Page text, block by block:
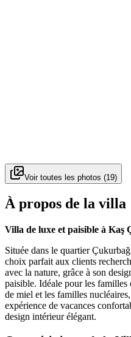
Voir toutes les photos (19)
À propos de la villa
Villa de luxe et paisible à Kaş
Située dans le quartier
choix parfait aux clients
avec la nature, grâce à son
paisible. Idéale pour les familles
de miel et les familles
expérience de vacances
design intérieur élégant.